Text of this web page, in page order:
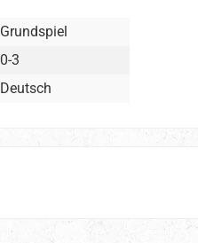
Grundspiel
0-3
Deutsch